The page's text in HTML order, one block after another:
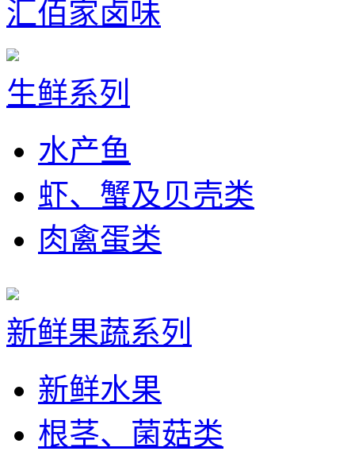
汇佰家卤味
生鲜系列
水产鱼
虾、蟹及贝壳类
肉禽蛋类
新鲜果蔬系列
新鲜水果
根茎、菌菇类